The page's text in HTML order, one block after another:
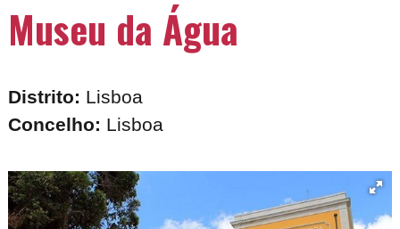
Museu da Água
Distrito: Lisboa
Concelho: Lisboa